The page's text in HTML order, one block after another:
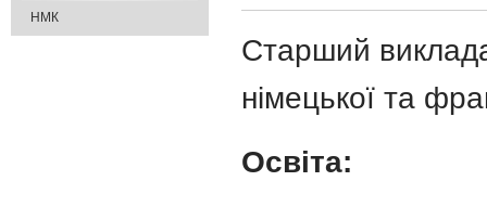
Старший
німецької та
Освіта:
НМК